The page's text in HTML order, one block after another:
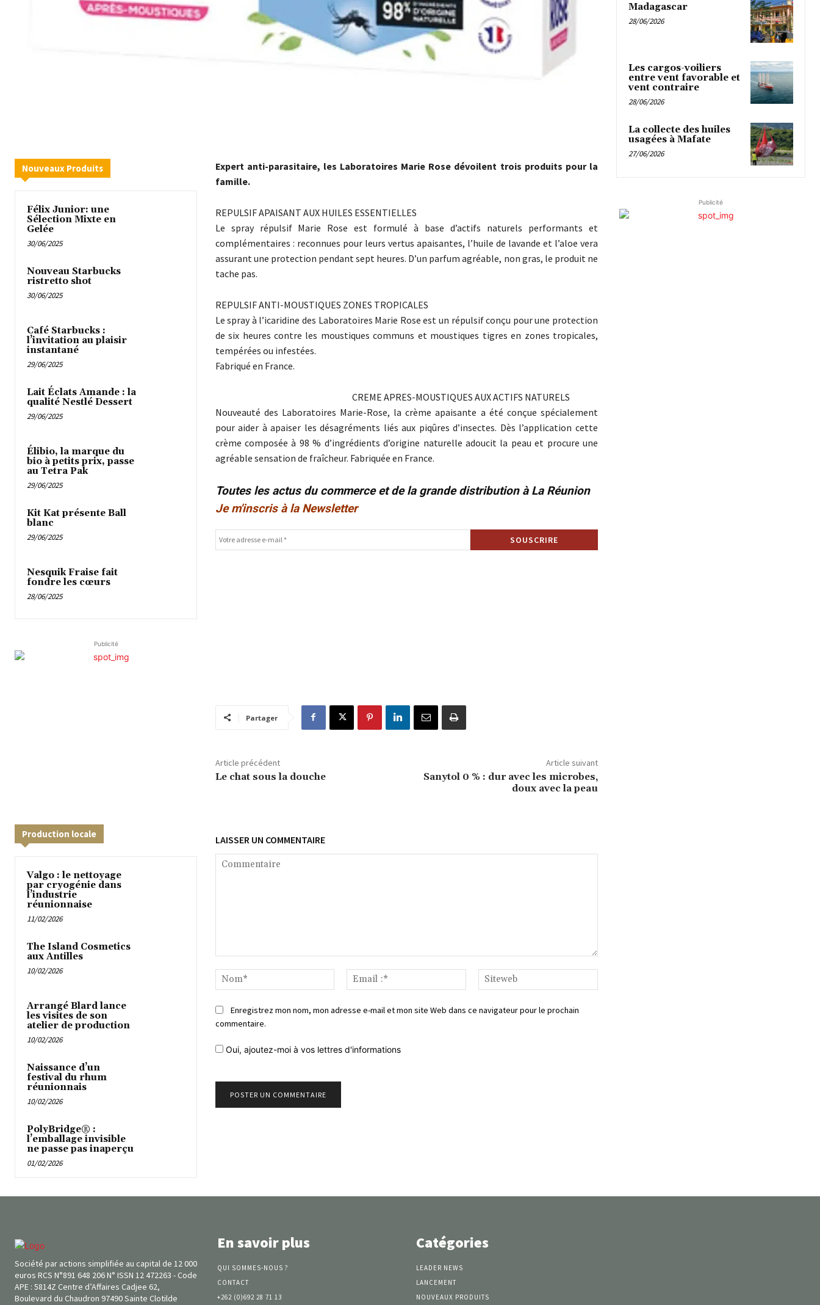
Nouveaux Produits
Félix Junior: une
Sélection Mixte en
Gelée
30/06/2025
Nouveau Starbucks
ristretto shot
30/06/2025
Café Starbucks :
l’invitation au plaisir
instantané
29/06/2025
Lait Éclats Amande : la
qualité Nestlé Dessert
29/06/2025
Élibio, la marque du
bio à petits prix, passe
au Tetra Pak
29/06/2025
Kit Kat présente Ball
blanc
29/06/2025
Nesquik Fraise fait
fondre les cœurs
28/06/2025
Publicité
Expert anti-parasitaire, les Laboratoires Marie Rose dévoilent trois produits pour la
famille.
REPULSIF APAISANT AUX HUILES ESSENTIELLES
Le spray répulsif Marie Rose est formulé à base d’actifs naturels performants et
complémentaires : reconnues pour leurs vertus apaisantes, l’huile de lavande et l’aloe vera
assurant une protection pendant sept heures. D’un parfum agréable, non gras, le produit ne
tache pas.
REPULSIF ANTI-MOUSTIQUES ZONES TROPICALES
Le spray à l’icaridine des Laboratoires Marie Rose est un répulsif conçu pour une protection
de six heures contre les moustiques communs et moustiques tigres en zones tropicales,
tempérées ou infestées.
Fabriqué en France.
CREME APRES-MOUSTIQUES AUX ACTIFS NATURELS
Nouveauté des Laboratoires Marie-Rose, la crème apaisante a été conçue spécialement
pour aider à apaiser les désagréments liés aux piqûres d’insectes. Dès l’application cette
crème composée à 98 % d’ingrédients d’origine naturelle adoucit la peau et procure une
agréable sensation de fraîcheur. Fabriquée en France.
Toutes les actus du commerce et de la grande distribution à La Réunion
Je m'inscris à la Newsletter
Partager
Article précédent
Le chat sous la douche
Article suivant
Sanytol 0 % : dur avec les microbes,
doux avec la peau
Production locale
Valgo : le nettoyage
par cryogénie dans
l’industrie
réunionnaise
11/02/2026
The Island Cosmetics
aux Antilles
10/02/2026
Arrangé Blard lance
les visites de son
atelier de production
10/02/2026
Naissance d’un
festival du rhum
réunionnais
10/02/2026
PolyBridge® :
l’emballage invisible
ne passe pas inaperçu
01/02/2026
LAISSER UN COMMENTAIRE
Nom*
Email
:*
Enregistrez mon nom, mon adresse e-mail et mon site Web dans ce navigateur pour le prochain
commentaire.
Oui, ajoutez-moi à vos lettres d'informations
Madagascar
28/06/2026
Les cargos-voiliers
entre vent favorable et
vent contraire
28/06/2026
La collecte des huiles
usagées à Mafate
27/06/2026
Publicité
Société par actions simplifiée au capital de 12 000
euros RCS N°891 648 206 N° ISSN 12 472263 - Code
APE : 5814Z Centre d’Affaires Cadjee 62,
Boulevard du Chaudron 97490 Sainte Clotilde
En savoir plus
QUI SOMMES-NOUS ?
CONTACT
+262 (0)692 28 71 13
Catégories
LEADER NEWS
LANCEMENT
NOUVEAUX PRODUITS